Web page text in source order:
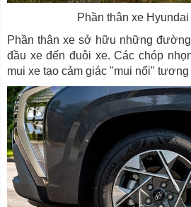
Phần thân xe
Phần thân xe sở hữu những
đầu xe đến đuôi xe. Các chóp
mui xe tạo cảm giác "mui nổi"